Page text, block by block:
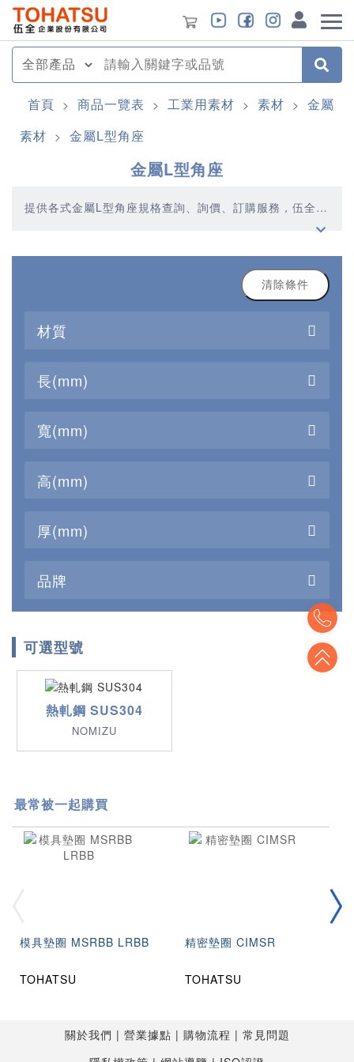
首頁 > 商品一覽表 > 工業用素材 > 素材 > 金屬
素材 > 金屬L型角座
金屬L型角座
提供各式金屬L型角座規格查詢、詢價、訂購服務，伍全企
業深耕模具產業多年，秉持著優質品質、合理價格、多元
清除條件
材質
長(mm)
寬(mm)
高(mm)
厚(mm)
品牌
可選型號
熱軋鋼 SUS304
NOMIZU
最常被一起購買
模具墊圈 MSRBB LRBB
TOHATSU
精密墊圈 CIMSR
TOHATSU
關於我們 營業據點 購物流程
常見問題